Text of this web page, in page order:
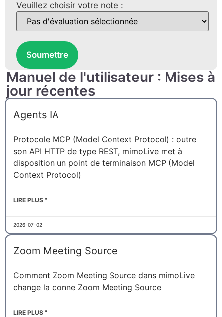
Veuillez choisir votre note :
Soumettre
Manuel de l'utilisateur : Mises à
jour récentes
Agents IA
Protocole MCP (Model Context Protocol) : outre
son API HTTP de type REST, mimoLive met à
disposition un point de terminaison MCP (Model
Context Protocol)
LIRE PLUS "
2026-07-02
Zoom Meeting Source
Comment Zoom Meeting Source dans mimoLive
change la donne Zoom Meeting Source
LIRE PLUS "